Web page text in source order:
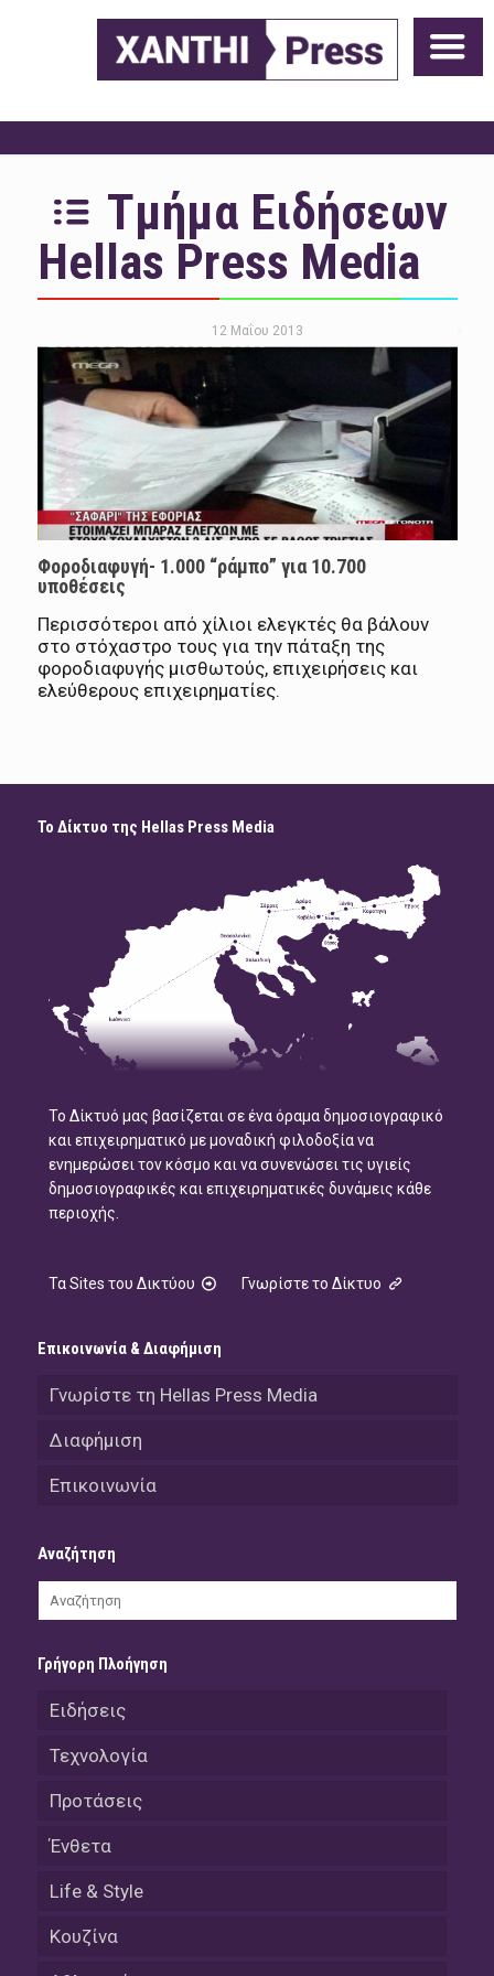
Τμήμα Ειδήσεων
Hellas Press Media
12 Μαΐου 2013
Φοροδιαφυγή- 1.000 “ράμπο” για 10.700
υποθέσεις
Περισσότεροι από χίλιοι ελεγκτές θα βάλουν
στο στόχαστρο τους για την πάταξη της
φοροδιαφυγής μισθωτούς, επιχειρήσεις και
ελεύθερους επιχειρηματίες.
Το Δίκτυο της Hellas Press Media
Το Δίκτυό μας βασίζεται σε ένα όραμα δημοσιογραφικό
και επιχειρηματικό με μοναδική φιλοδοξία να
ενημερώσει τον κόσμο και να συνενώσει τις υγιείς
δημοσιογραφικές και επιχειρηματικές δυνάμεις κάθε
περιοχής.
Τα Sites του Δικτύου Γνωρίστε το Δίκτυο
Επικοινωνία & Διαφήμιση
Γνωρίστε τη Hellas Press Media
Διαφήμιση
Επικοινωνία
Αναζήτηση
Γρήγορη Πλοήγηση
Ειδήσεις
Τεχνολογία
Προτάσεις
Ένθετα
Life & Style
Κουζίνα